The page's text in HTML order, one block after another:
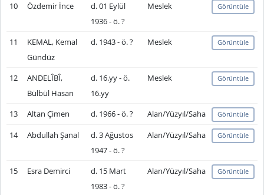
10 Özdemir İnce
d. 01 Eylül
1936 - ö. ?
Meslek Görüntüle
11
KEMAL, Kemal
Gündüz
d. 1943 - ö. ? Meslek Görüntüle
12
ANDELÎBÎ,
Bülbül Hasan
d. 16.yy - ö.
16.yy
Meslek Görüntüle
13 Altan Çimen d. 1966 - ö. ? Alan/Yüzyıl/Saha Görüntüle
14 Abdullah Şanal
d. 3 Ağustos
1947 - ö. ?
Alan/Yüzyıl/Saha Görüntüle
15 Esra Demirci
d. 15 Mart
1983 - ö. ?
Alan/Yüzyıl/Saha Görüntüle